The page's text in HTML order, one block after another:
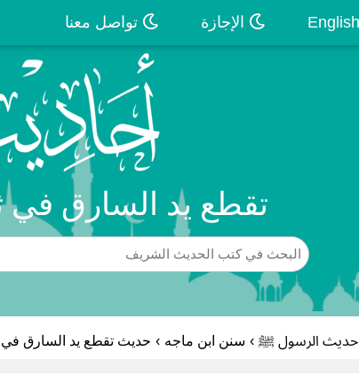
الإجازة تواصل معنا
تقطع يد السارق
حديث الرسول ﷺ › سنن ابن ماجه › حديث تقطع يد السارق